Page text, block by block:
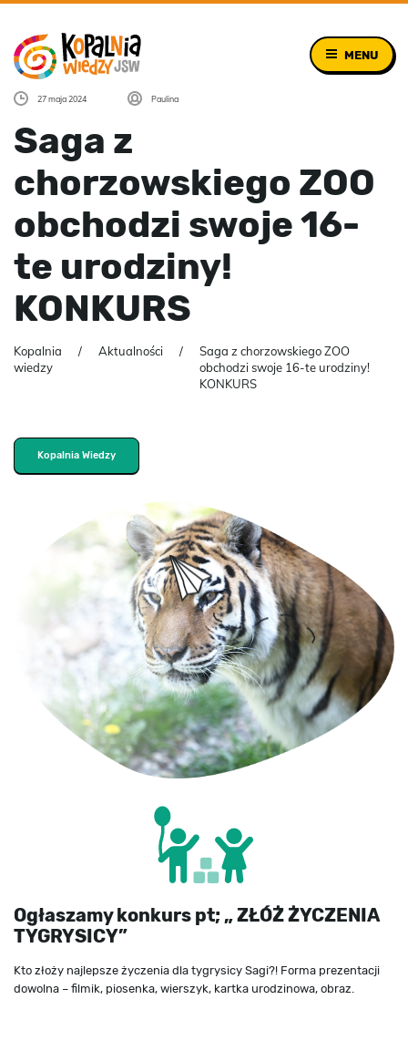
MENU
27 maja 2024 Paulina
Saga z
chorzowskiego ZOO
obchodzi swoje 16-
te urodziny!
KONKURS
Kopalnia
wiedzy
Aktualności
Saga z chorzowskiego ZOO
obchodzi swoje 16-te urodziny!
KONKURS
Kopalnia Wiedzy
Ogłaszamy konkurs pt; „ ZŁÓŻ ŻYCZENIA
TYGRYSICY”
Kto złoży najlepsze życzenia dla tygrysicy Sagi?! Forma prezentacji
dowolna – filmik, piosenka, wierszyk, kartka urodzinowa, obraz.